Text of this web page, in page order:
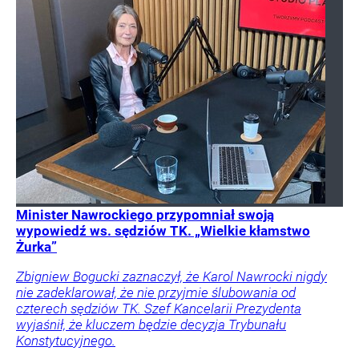
Minister Nawrockiego przypomniał swoją
wypowiedź ws. sędziów TK. „Wielkie kłamstwo
Żurka”
Zbigniew Bogucki zaznaczył, że Karol Nawrocki nigdy
nie zadeklarował, że nie przyjmie ślubowania od
czterech sędziów TK. Szef Kancelarii Prezydenta
wyjaśnił, że kluczem będzie decyzja Trybunału
Konstytucyjnego.